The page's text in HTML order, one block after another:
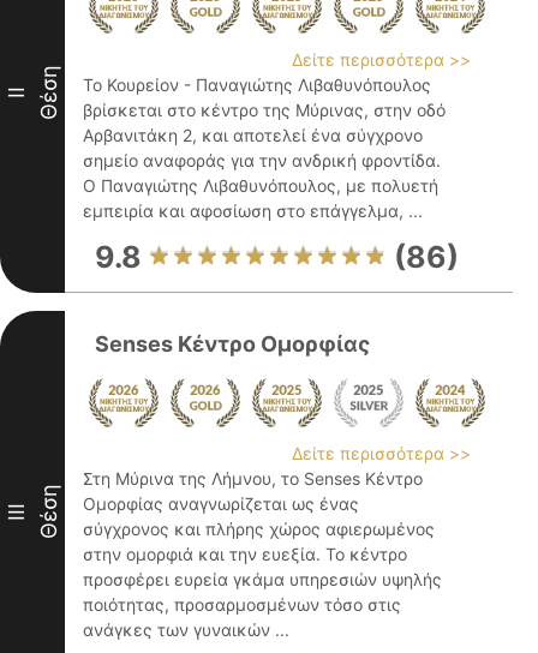
II Θέση
Δείτε περισσότερα >>
Το Κουρείον - Παναγιώτης Λιβαθυνόπουλος
βρίσκεται στο κέντρο της Μύρινας, στην οδό
Αρβανιτάκη 2, και αποτελεί ένα σύγχρονο
σημείο αναφοράς για την ανδρική φροντίδα.
Ο Παναγιώτης Λιβαθυνόπουλος, με πολυετή
εμπειρία και αφοσίωση στο επάγγελμα, ...
9.8 (86)
III Θέση
Senses Κέντρο Ομορφίας
Δείτε περισσότερα >>
Στη Μύρινα της Λήμνου, το Senses Κέντρο
Ομορφίας αναγνωρίζεται ως ένας
σύγχρονος και πλήρης χώρος αφιερωμένος
στην ομορφιά και την ευεξία. Το κέντρο
προσφέρει ευρεία γκάμα υπηρεσιών υψηλής
ποιότητας, προσαρμοσμένων τόσο στις
ανάγκες των γυναικών ...